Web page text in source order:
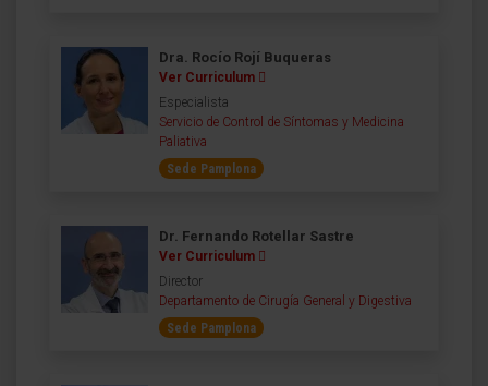
Dra. Rocío Rojí Buqueras
Ver Curriculum
Especialista
Servicio de Control de Síntomas y Medicina
Paliativa
Sede Pamplona
Dr. Fernando Rotellar Sastre
Ver Curriculum
Director
Departamento de Cirugía General y Digestiva
Sede Pamplona